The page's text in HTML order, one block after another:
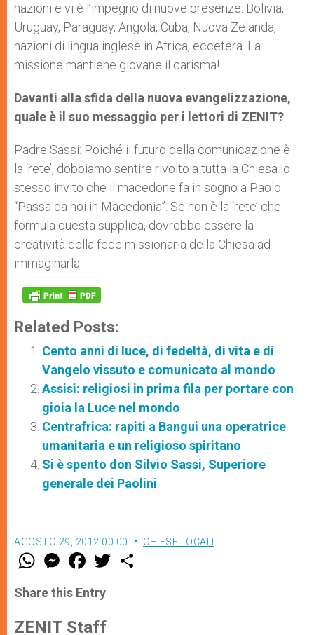
nazioni e vi è l’impegno di nuove presenze: Bolivia,
Uruguay, Paraguay, Angola, Cuba, Nuova Zelanda,
nazioni di lingua inglese in Africa, eccetera. La
missione mantiene giovane il carisma!
Davanti alla sfida della nuova evangelizzazione,
quale è il suo messaggio per i lettori di ZENIT?
Padre Sassi: Poiché il futuro della comunicazione è
la ‘rete’, dobbiamo sentire rivolto a tutta la Chiesa lo
stesso invito che il macedone fa in sogno a Paolo:
“Passa da noi in Macedonia”. Se non è la ‘rete’ che
formula questa supplica, dovrebbe essere la
creatività della fede missionaria della Chiesa ad
immaginarla.
Related Posts:
Cento anni di luce, di fedeltà, di vita e di
Vangelo vissuto e comunicato al mondo
Assisi: religiosi in prima fila per portare con
gioia la Luce nel mondo
Centrafrica: rapiti a Bangui una operatrice
umanitaria e un religioso spiritano
Si è spento don Silvio Sassi, Superiore
generale dei Paolini
AGOSTO 29, 2012 00:00 CHIESE LOCALI
W
t
s
p
M
e
s
e
g
F
a
e
b
o
w
Share this Entry
ZENIT Staff